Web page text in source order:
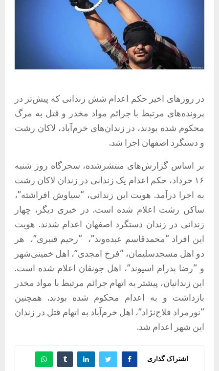
در روزهای اخیر حکم اعدام شش زندانی که پیش‌تر در
پرونده‌های مرتبط با جرائم مواد مخدر و قتل به مرگ
محکوم شده بودند، در زندان‌های خرم‌آباد، لاکان رشت
و دستگرد اصفهان اجرا شد.
بر اساس گزارش‌های منتشرشده، سحرگاه روز شنبه
۱۶ خرداد، حکم اعدام یک زندانی در زندان لاکان رشت
به اجرا درآمد. هویت این زندانی، “سیاوش افراشته”،
ساکن رشت اعلام شده است. در خبری دیگر، چهار
زندانی در زندان دستگرد اصفهان اعدام شدند. هویت
این افراد “محمدقاسم عبده‌وند”،
“رحیم قنبری”،
هر
دو اهل مسجدسلیمان، “فرخ امجدی”، اهل خمینی‌شهر
و “رضا پدرام اسیوند”، اهل جونقان اعلام شده است.
این زندانیان، پیشتر به اتهام جرائم مرتبط با مواد مخدر
بازداشت و به اعدام محکوم شده بودند. همچنین
“نورمراد فلاح‌نژاد”، اهل خرم‌آباد به اتهام قتل در زندان
این شهر اعدام شد.
اشتراک گذاری